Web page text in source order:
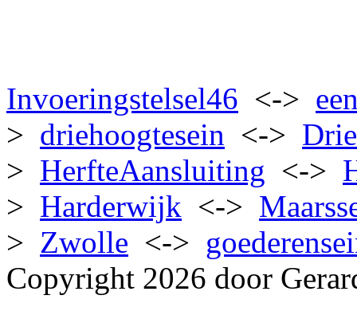
Invoeringstelsel46 <->
> driehoogtesein <->
> HerfteAansluiting <->
> Harderwijk <->
> Zwolle <->
Copyright 2026 door